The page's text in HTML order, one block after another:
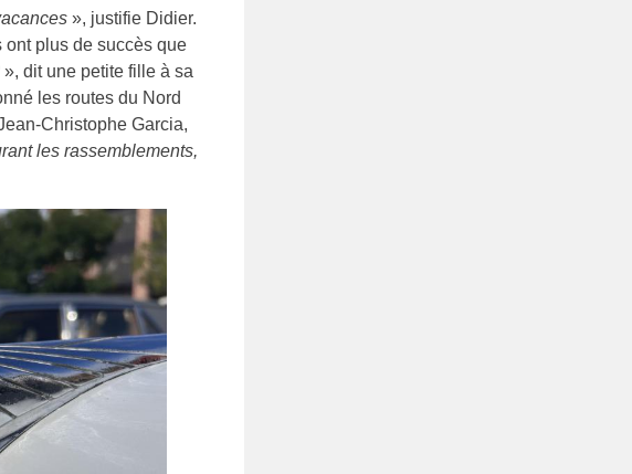
», justifie Didier.
ont plus de succès que
», dit une petite fille à sa
les routes du Nord
Christophe Garcia,
les rassemblements,